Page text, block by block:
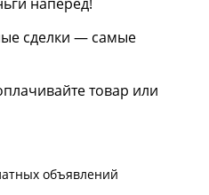
сделки — самые
товар или
объявлений